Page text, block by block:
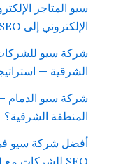
سيو المتاجر
الإلكتروني إلى SEO؟
الشرقية —
شركة سيو الدمام
المنطقة الشرقية؟
أفضل شركة سيو في